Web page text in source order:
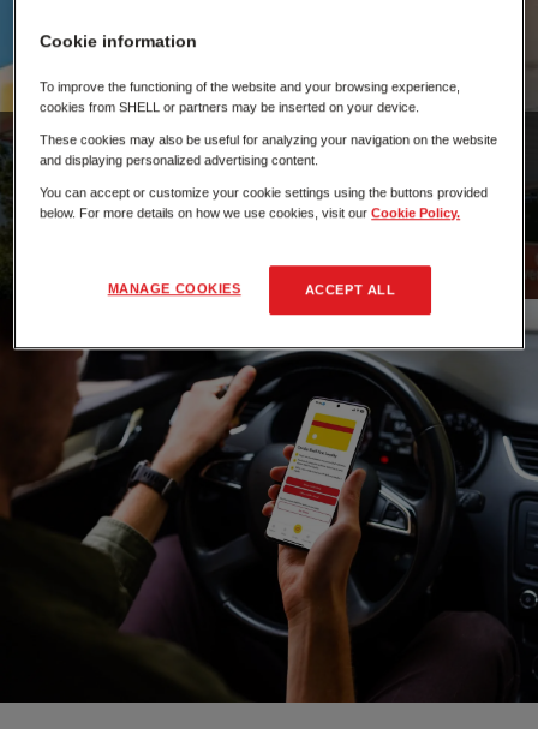
Profissionais
Na Shell, estamos em constante busca por potenciais parcerias,
clientes e talentos que impulsionem o nosso compromisso com a
Cookie information
To improve the functioning of the website and your browsing experience,
cookies from SHELL or partners may be inserted on your device.
These cookies may also be useful for analyzing your navigation on the website
and displaying personalized advertising content.
You can accept or customize your cookie settings using the buttons provided
below. For more details on how we use cookies, visit ourCookie Policy.
MANAGE COOKIES ACCEPT ALL